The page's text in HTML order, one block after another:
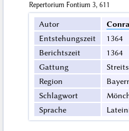
Repertorium Fontium 3, 611
Autor
Entstehungszeit
1364
Berichtszeit
1364
Gattung
Region
Schlagwort
Sprache